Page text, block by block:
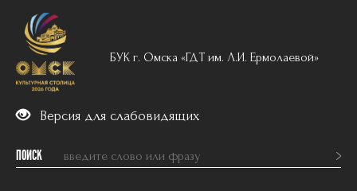
БУК г. Омска «ГДТ им. Л.И. Ермолаевой»
Версия для слабовидящих
ПОИСК